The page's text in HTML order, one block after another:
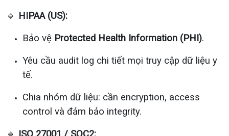
🔹 HIPAA (US):
Bảo vệ Protected Health Information (PHI).
Yêu cầu audit log chi tiết mọi truy cập dữ liệu y
tế.
Chia nhóm dữ liệu: cần encryption, access
control và đảm bảo integrity.